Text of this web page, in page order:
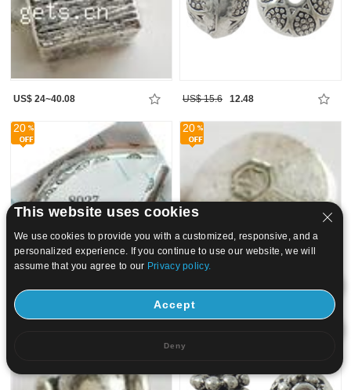
US$ 24~40.08 US$ 15.6 12.48
20
US$ 17.86~24.5
20
US$ 13.5~26.23
This website uses cookies
We use cookies to provide you with a customized, responsive, and a
personalized experience. If you continue to use our website, we will
assume that you agree to our Privacy policy.
Accept
Deny